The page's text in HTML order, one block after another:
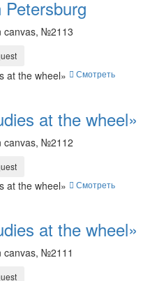
canvas, №2113
Смотреть
at the wheel»
canvas, №2112
Смотреть
at the wheel»
canvas, №2111